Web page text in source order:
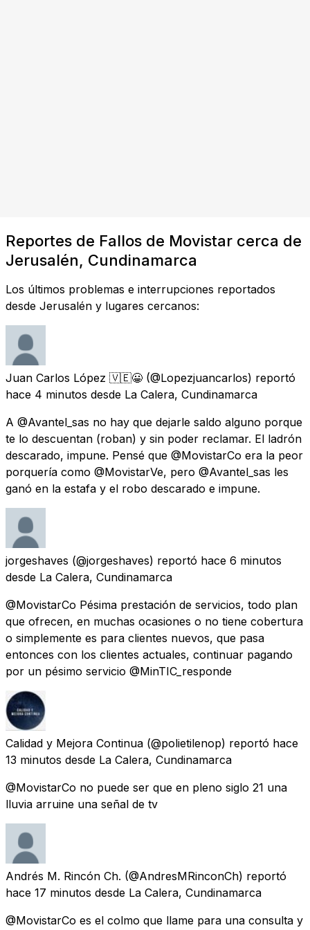
Reportes de Fallos de Movistar cerca de
Jerusalén, Cundinamarca
Los últimos problemas e interrupciones reportados
desde Jerusalén y lugares cercanos:
Juan Carlos López 🇻🇪😀 (@Lopezjuancarlos) reportó
hace 4 minutos desde La Calera, Cundinamarca
A @Avantel_sas no hay que dejarle saldo alguno porque
te lo descuentan (roban) y sin poder reclamar. El ladrón
descarado, impune. Pensé que @MovistarCo era la peor
porquería como @MovistarVe, pero @Avantel_sas les
ganó en la estafa y el robo descarado e impune.
jorgeshaves (@jorgeshaves) reportó hace 6 minutos
desde La Calera, Cundinamarca
@MovistarCo Pésima prestación de servicios, todo plan
que ofrecen, en muchas ocasiones o no tiene cobertura
o simplemente es para clientes nuevos, que pasa
entonces con los clientes actuales, continuar pagando
por un pésimo servicio @MinTIC_responde
Calidad y Mejora Continua (@polietilenop) reportó hace
13 minutos desde La Calera, Cundinamarca
@MovistarCo no puede ser que en pleno siglo 21 una
lluvia arruine una señal de tv
Andrés M. Rincón Ch. (@AndresMRinconCh) reportó
hace 17 minutos desde La Calera, Cundinamarca
@MovistarCo es el colmo que llame para una consulta y